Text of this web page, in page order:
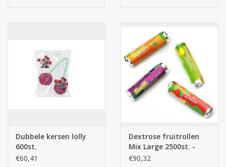
Dubbele kersen lolly
600st.
€60,41
Dextrose fruitrollen
Mix Large 2500st. -
DEX
€90,32